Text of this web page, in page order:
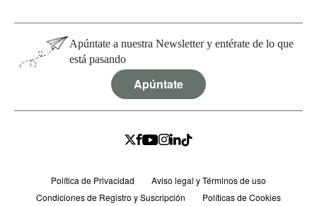
Apúntate a nuestra Newsletter y entérate de lo que
está pasando
Apúntate
Política de Privacidad
Aviso legal y Términos de uso
Condiciones de Registro y Suscripción
Políticas de Cookies